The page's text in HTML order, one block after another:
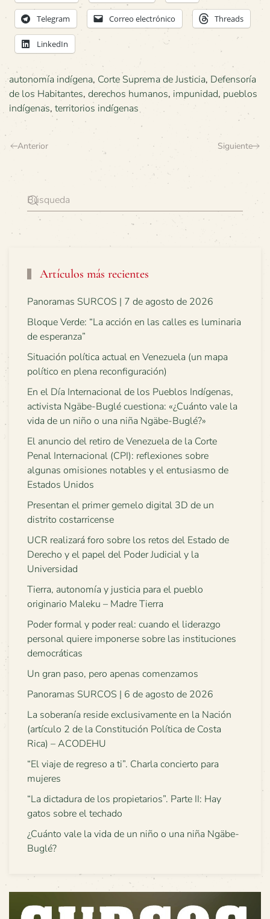
Telegram Correo electrónico Threads
LinkedIn
autonomía indígena, Corte Suprema de Justicia, Defensoría
de los Habitantes, derechos humanos, impunidad, pueblos
indígenas, territorios indígenas
Anterior Siguiente
Artículos más recientes
Panoramas SURCOS | 7 de agosto de 2026
Bloque Verde: “La acción en las calles es luminaria
de esperanza”
Situación política actual en Venezuela (un mapa
político en plena reconfiguración)
En el Día Internacional de los Pueblos Indígenas,
activista Ngäbe-Buglé cuestiona: «¿Cuánto vale la
vida de un niño o una niña Ngäbe-Buglé?»
El anuncio del retiro de Venezuela de la Corte
Penal Internacional (CPI): reflexiones sobre
algunas omisiones notables y el entusiasmo de
Estados Unidos
Presentan el primer gemelo digital 3D de un
distrito costarricense
UCR realizará foro sobre los retos del Estado de
Derecho y el papel del Poder Judicial y la
Universidad
Tierra, autonomía y justicia para el pueblo
originario Maleku – Madre Tierra
Poder formal y poder real: cuando el liderazgo
personal quiere imponerse sobre las instituciones
democráticas
Un gran paso, pero apenas comenzamos
Panoramas SURCOS | 6 de agosto de 2026
La soberanía reside exclusivamente en la Nación
(artículo 2 de la Constitución Política de Costa
Rica) – ACODEHU
“El viaje de regreso a ti”. Charla concierto para
mujeres
“La dictadura de los propietarios”. Parte II: Hay
gatos sobre el techado
¿Cuánto vale la vida de un niño o una niña Ngäbe-
Buglé?